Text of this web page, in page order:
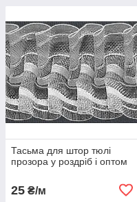
Тасьма для штор тюлі
прозора у роздріб і оптом
25 ₴/м